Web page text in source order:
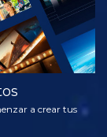
a crear tus